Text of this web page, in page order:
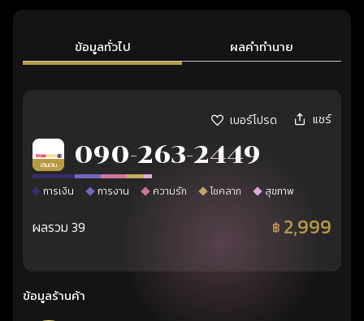
ข้อมูลทั่วไป ผลคำทำนาย
เบอร์โปรด แชร์
เติมเงิน 090-263-2449
การเงิน การงาน ความรัก โชคลาภ สุขภาพ
ผลรวม 39 ฿ 2,999
ข้อมูลร้านค้า